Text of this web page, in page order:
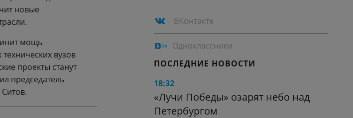
новые
мощь
вузов
проекты станут
председатель
ВКонтакте
Одноклассники
ПОСЛЕДНИЕ НОВОСТИ
18:32
«Лучи Победы» озарят небо над
Петербургом